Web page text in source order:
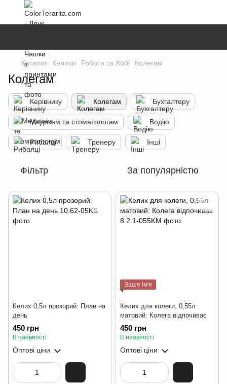
Каталог Келихи Робота та Хобі Колегам
Колегам
Керівнику Колегам Бухгалтеру
Медикам та стоматологам Водію
Рибалці Тренеру Інші
Фільтр За популярністю
Келих 0,5л прозорий: План на
день
450 грн
В наявності
Оптові ціни
Ваше Ім'я
Келих для колеги, 0,55л
матовий: Колега відпочиває
450 грн
В наявності
Оптові ціни